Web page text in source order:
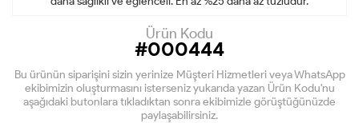
Ürün Kodu
#000444
Bu ürünün siparişini sizin yerinize Müşteri Hizmetleri veya WhatsApp
ekibimizin oluşturmasını isterseniz yukarıda yazan Ürün Kodu'nu
aşağıdaki butonlara tıkladıktan sonra ekibimizle görüştüğünüzde
paylaşabilirsiniz.